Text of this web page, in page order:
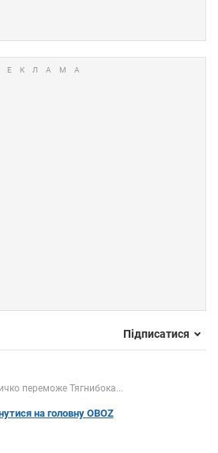
Підписатися
переможе Тягнибока...
на головну OBOZ